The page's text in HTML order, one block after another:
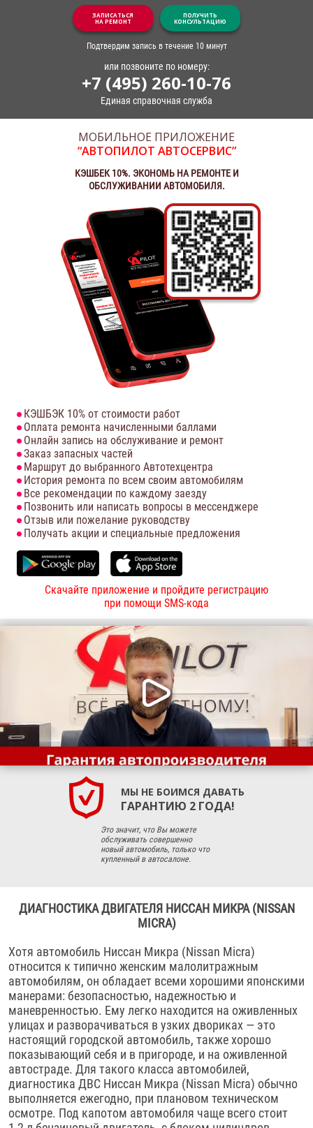
ЗАПИСАТЬСЯ
НА РЕМОНТ
ПОЛУЧИТЬ
КОНСУЛЬТАЦИЮ
Подтвердим запись в течение 10 минут
или позвоните по номеру:
+7 (495) 260-10-76
Единая справочная служба
МОБИЛЬНОЕ ПРИЛОЖЕНИЕ
“АВТОПИЛОТ АВТОСЕРВИС”
КЭШБЕК 10%. ЭКОНОМЬ НА РЕМОНТЕ И
ОБСЛУЖИВАНИИ АВТОМОБИЛЯ.
КЭШБЭК 10% от стоимости работ
Оплата ремонта начисленными баллами
Онлайн запись на обслуживание и ремонт
Заказ запасных частей
Маршрут до выбранного Автотехцентра
История ремонта по всем своим автомобилям
Все рекомендации по каждому заезду
Позвонить или написать вопросы в мессенджере
Отзыв или пожелание руководству
Получать акции и специальные предложения
Скачайте приложение и пройдите регистрацию
при помощи SMS-кода
МЫ НЕ БОИМСЯ ДАВАТЬ
ГАРАНТИЮ 2 ГОДА!
Это значит, что Вы можете
обслуживать совершенно
новый автомобиль, только что
купленный в автосалоне.
ДИАГНОСТИКА ДВИГАТЕЛЯ НИССАН МИКРА (NISSAN
MICRA)
Хотя автомобиль Ниссан Микра (Nissan Micra)
относится к типично женским малолитражным
автомобилям, он обладает всеми хорошими японскими
манерами: безопасностью, надежностью и
маневренностью. Ему легко находится на оживленных
улицах и разворачиваться в узких двориках — это
настоящий городской автомобиль, также хорошо
показывающий себя и в пригороде, и на оживленной
автостраде. Для такого класса автомобилей,
диагностика ДВС Ниссан Микра (Nissan Micra) обычно
выполняется ежегодно, при плановом техническом
осмотре. Под капотом автомобиля чаще всего стоит